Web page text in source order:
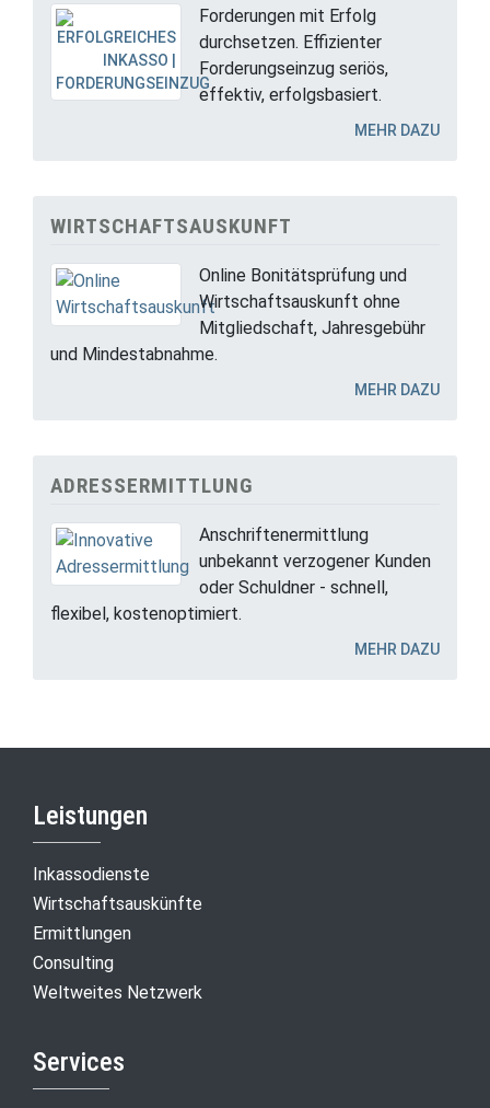
Forderungen mit Erfolg
durchsetzen. Effizienter
Forderungseinzug seriös,
effektiv, erfolgsbasiert.
MEHR DAZU
WIRTSCHAFTSAUSKUNFT
Online Bonitätsprüfung und
Wirtschaftsauskunft ohne
Mitgliedschaft, Jahresgebühr
und Mindestabnahme.
MEHR DAZU
ADRESSERMITTLUNG
Anschriftenermittlung
unbekannt verzogener Kunden
oder Schuldner - schnell,
flexibel, kostenoptimiert.
MEHR DAZU
Leistungen
Inkassodienste
Wirtschaftsauskünfte
Ermittlungen
Consulting
Weltweites Netzwerk
Services